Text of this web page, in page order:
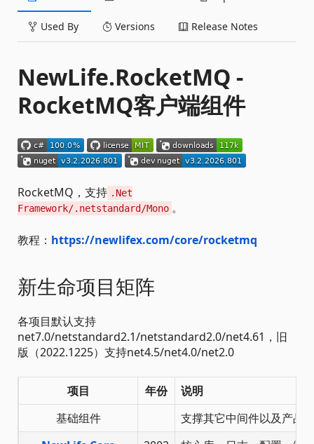
Used By Versions Release Notes
NewLife.RocketMQ -
RocketMQ客户端组件
RocketMQ，支持 .Net
Framework/.netstandard/Mono 。
教程： https://newlifex.com/core/rocketmq
新生命项目矩阵
各项目默认支持
net7.0/netstandard2.1/netstandard2.0/net4.61，旧
版（2022.1225）支持net4.5/net4.0/net2.0
项目 年份
说明
基础组件
支撑其它中间件以及产品